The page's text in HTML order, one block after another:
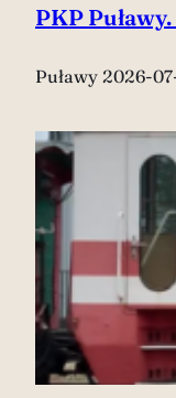
PKP
Puławy 2026-